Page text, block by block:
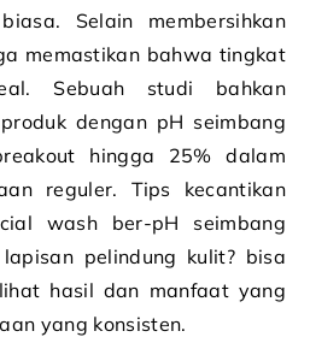
Selain membersihkan
memastikan bahwa tingkat
Sebuah studi bahkan
dengan pH seimbang
hingga 25% dalam
reguler. Tips kecantikan
wash ber-pH seimbang
pelindung kulit? bisa
hasil dan manfaat yang
yang konsisten.